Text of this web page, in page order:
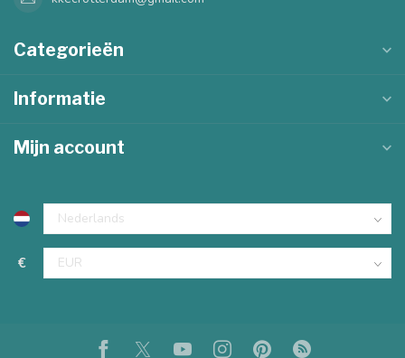
Categorieën
Informatie
Mijn account
€